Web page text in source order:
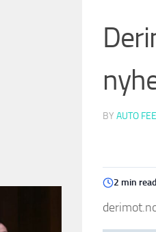
BY AUTO
2 min